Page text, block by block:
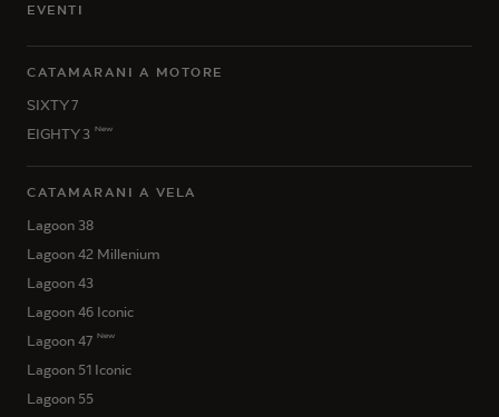
EVENTI
CATAMARANI A MOTORE
SIXTY 7
EIGHTY 3 New
CATAMARANI A VELA
Lagoon 38
Lagoon 42 Millenium
Lagoon 43
Lagoon 46 Iconic
Lagoon 47 New
Lagoon 51 Iconic
Lagoon 55